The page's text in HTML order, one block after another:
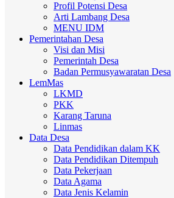
Profil Potensi Desa
Arti Lambang Desa
MENU IDM
Pemerintahan Desa
Visi dan Misi
Pemerintah Desa
Badan Permusyawaratan Desa
LemMas
LKMD
PKK
Karang Taruna
Linmas
Data Desa
Data Pendidikan dalam KK
Data Pendidikan Ditempuh
Data Pekerjaan
Data Agama
Data Jenis Kelamin